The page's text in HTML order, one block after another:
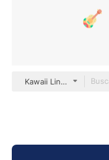
Kawaii Lineal